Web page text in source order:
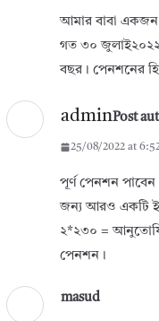
আমার বাবা একজন
গত ৩০ জুলাই২০২২
বছর। পেনশনের
adminPost
25/08/2022 at
পূর্ণ পেনশন
জন্য আরও একটি
২*২৩০ =
পেনশন।
masud